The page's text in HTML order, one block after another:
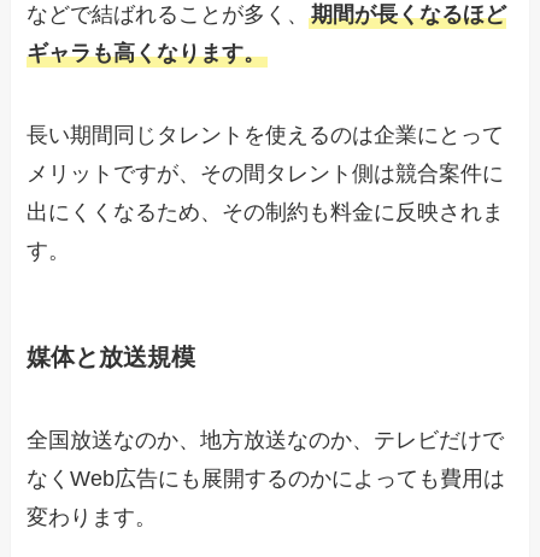
などで結ばれることが多く、期間が長くなるほど
ギャラも高くなります。
長い期間同じタレントを使えるのは企業にとって
メリットですが、その間タレント側は競合案件に
出にくくなるため、その制約も料金に反映されま
す。
媒体と放送規模
全国放送なのか、地方放送なのか、テレビだけで
なくWeb広告にも展開するのかによっても費用は
変わります。